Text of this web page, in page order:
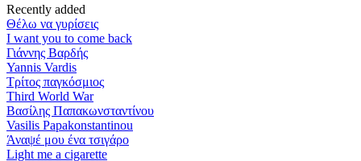
Recently added
Θέλω να γυρίσεις
I want you to come back
Γιάννης Βαρδής
Yannis Vardis
Τρίτος παγκόσμιος
Third World War
Βασίλης Παπακωνσταντίνου
Vasilis Papakonstantinou
Άναψέ μου ένα τσιγάρο
Light me a cigarette